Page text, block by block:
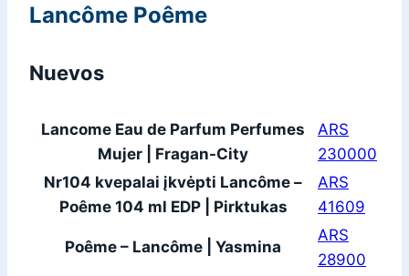
Lancôme Poême
Nuevos
Lancome Eau de Parfum Perfumes
Mujer | Fragan-City
ARS
230000
Nr104 kvepalai įkvėpti Lancôme –
Poême 104 ml EDP | Pirktukas
ARS
41609
Poême – Lancôme | Yasmina
ARS
28900